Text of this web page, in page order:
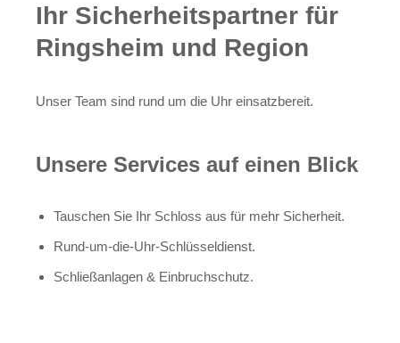
Ihr Sicherheitspartner für
Ringsheim und Region
Unser Team sind rund um die Uhr einsatzbereit.
Unsere Services auf einen Blick
Tauschen Sie Ihr Schloss aus für mehr Sicherheit.
Rund-um-die-Uhr-Schlüsseldienst.
Schließanlagen & Einbruchschutz.